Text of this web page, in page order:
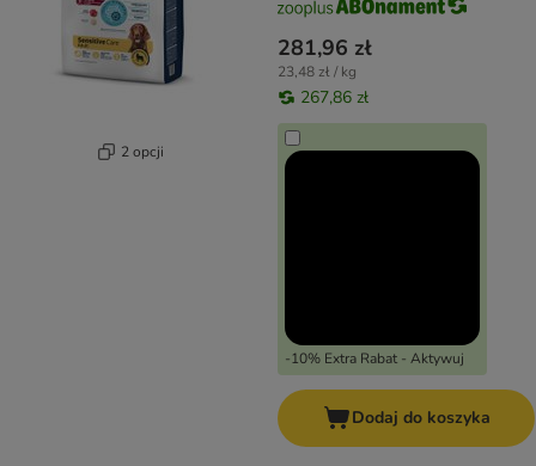
2 opcji
281,96 zł
23,48 zł / kg
267,86 zł
-10% Extra Rabat - Aktywuj
Dodaj do koszyka